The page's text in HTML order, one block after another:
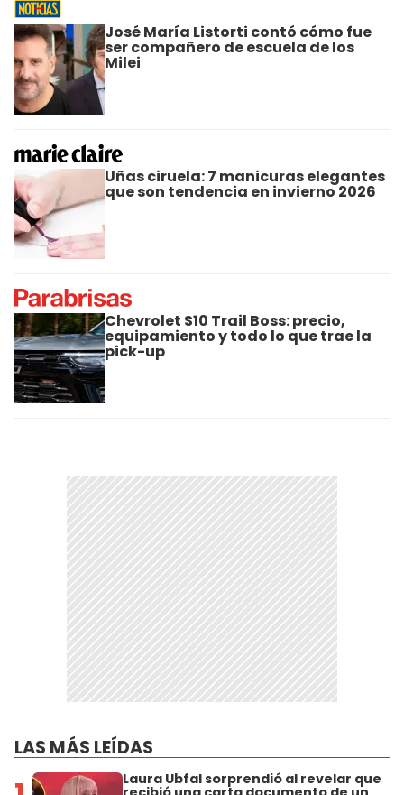
José María Listorti contó cómo fue
ser compañero de escuela de los
Milei
Uñas ciruela: 7 manicuras elegantes
que son tendencia en invierno 2026
Chevrolet S10 Trail Boss: precio,
equipamiento y todo lo que trae la
pick-up
LAS MÁS LEÍDAS
Laura Ubfal sorprendió al revelar que